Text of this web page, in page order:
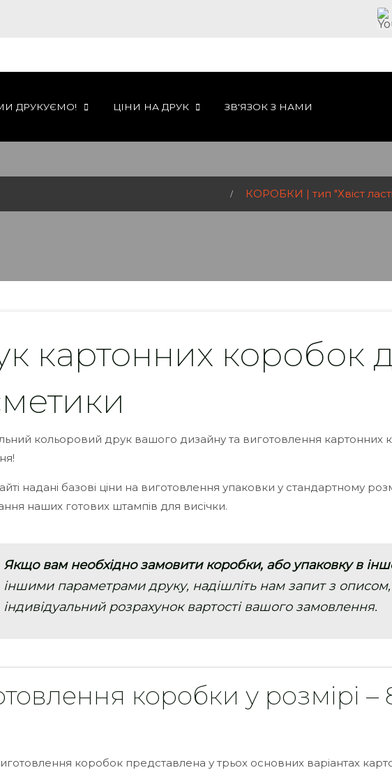
ДРУКУЄМО! ЦІНИ НА ДРУК ЗВ'ЯЗОК З НАМИ
КОРОБКИ | тип "Хвіст
картонних коробок
кольоровий друк вашого дизайну та виготовлення картонних
надані базові ціни на виготовлення упаковки у стандартному
наших готових штампів для висічки.
Якщо вам необхідно замовити коробки, або упаковку в
іншими параметрами друку, надішліть нам запит з
індивідуальний розрахунок вартості вашого замовлення.
коробки у розмірі –
коробок представлена у трьох основних варіантах